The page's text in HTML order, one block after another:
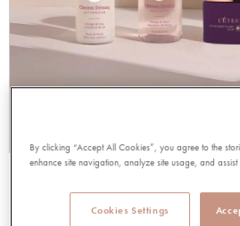
ROUTINE QUOTIDIENNE
SOIN JOUR + NUIT
By clicking “Accept All Cookies”, you agree to the
enhance site navigation, analyze site usage, and
Cookies Settings